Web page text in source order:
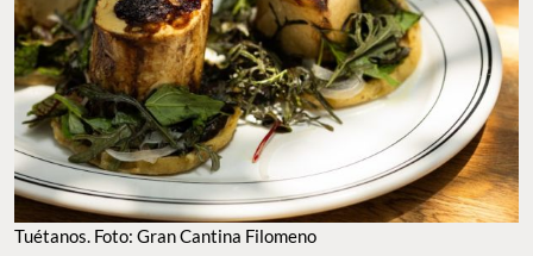
Tuétanos. Foto: Gran Cantina Filomeno